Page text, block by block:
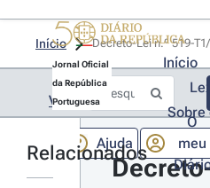
Jornal Oficial
da República
Portuguesa
Início
Sobre
Ajuda
O
meu
Início
Voltar
Relacionados